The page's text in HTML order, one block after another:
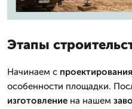
Этапы
Начинаем с проектирования
особенности площадки.
изготовление на нашем